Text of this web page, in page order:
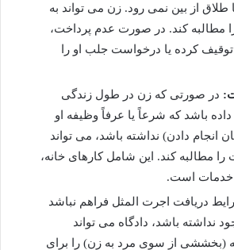
از بین نمی رود. زن می تواند به
مطالبه کند. در صورت عدم پرداخت،
توقیف کرده یا درخواست جلب او را
در صورتی که زن در طول زندگی
باشد که شرعاً یا عرفاً وظیفه او
انجام دادن) نداشته باشد، می تواند
را مطالبه کند. این شامل کارهای خانه،
خدمات است.
دریافت اجرت المثل فراهم نباشد
نداشته باشد، دادگاه می تواند
(بخششی از سوی مرد به زن) را برای